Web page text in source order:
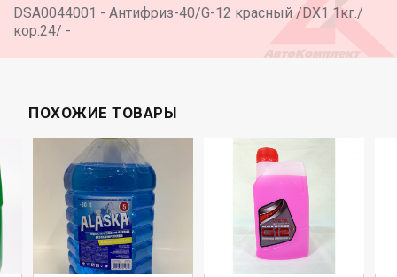
DSA0044001 - Антифриз-40/G-12 красный /DX1 1кг./
кор.24/ -
ПОХОЖИЕ ТОВАРЫ